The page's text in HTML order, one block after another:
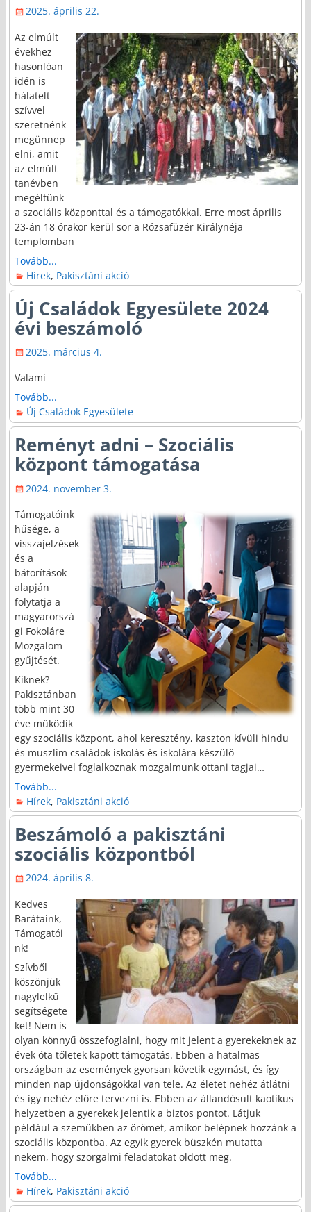
2025. április 22.
Az elmúlt
évekhez
hasonlóan
idén is
hálatelt
szívvel
szeretnénk
megünnep
elni, amit
az elmúlt
tanévben
megéltünk
a szociális központtal és a támogatókkal. Erre most április
23-án 18 órakor kerül sor a Rózsafüzér Királynéja
templomban
Tovább...
Hírek, Pakisztáni akció
Új Családok Egyesülete 2024
évi beszámoló
2025. március 4.
Valami
Tovább...
Új Családok Egyesülete
Reményt adni – Szociális
központ támogatása
2024. november 3.
Támogatóink
hűsége, a
visszajelzések
és a
bátorítások
alapján
folytatja a
magyarorszá
gi Fokoláre
Mozgalom
gyűjtését.
Kiknek?
Pakisztánban
több mint 30
éve működik
egy szociális központ, ahol keresztény, kaszton kívüli hindu
és muszlim családok iskolás és iskolára készülő
gyermekeivel foglalkoznak mozgalmunk ottani tagjai…
Tovább...
Hírek, Pakisztáni akció
Beszámoló a pakisztáni
szociális központból
2024. április 8.
Kedves
Barátaink,
Támogatói
nk!
Szívből
köszönjük
nagylelkű
segítségete
ket! Nem is
olyan könnyű összefoglalni, hogy mit jelent a gyerekeknek az
évek óta tőletek kapott támogatás. Ebben a hatalmas
országban az események gyorsan követik egymást, és így
minden nap újdonságokkal van tele. Az életet nehéz átlátni
és így nehéz előre tervezni is. Ebben az állandósult kaotikus
helyzetben a gyerekek jelentik a biztos pontot. Látjuk
például a szemükben az örömet, amikor belépnek hozzánk a
szociális központba. Az egyik gyerek büszkén mutatta
nekem, hogy szorgalmi feladatokat oldott meg.
Tovább...
Hírek, Pakisztáni akció